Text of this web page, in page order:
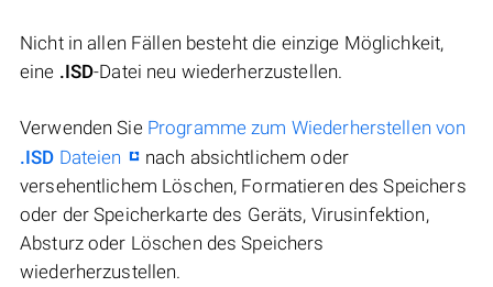
Nicht in allen Fällen besteht die einzige Möglichkeit,
eine .ISD-Datei neu wiederherzustellen.
Verwenden Sie Programme zum Wiederherstellen von
.ISD Dateien
nach absichtlichem oder
versehentlichem Löschen, Formatieren des Speichers
oder der Speicherkarte des Geräts, Virusinfektion,
Absturz oder Löschen des Speichers
wiederherzustellen.